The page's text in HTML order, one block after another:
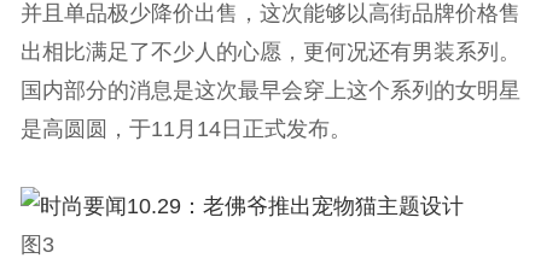
并且单品极少降价出售，这次能够以高街品牌价格售
出相比满足了不少人的心愿，更何况还有男装系列。
国内部分的消息是这次最早会穿上这个系列的女明星
是高圆圆，于11月14日正式发布。
图3